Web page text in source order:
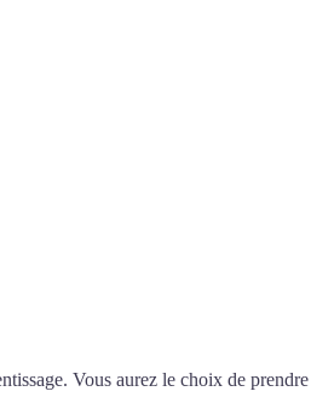
Vous aurez le choix de